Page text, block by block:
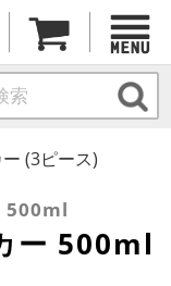
(3ピース)
500ml
ー 500ml